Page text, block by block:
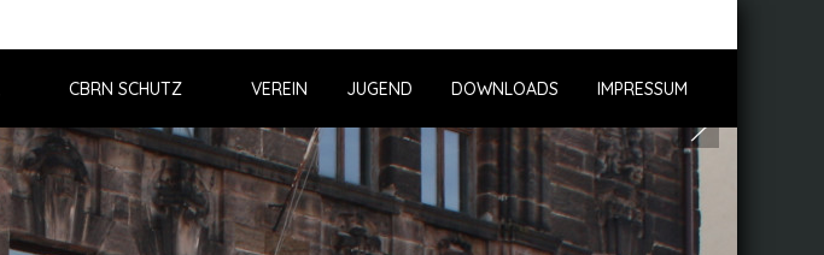
CBRN SCHUTZ VEREIN JUGEND DOWNLOADS IMPRESSUM